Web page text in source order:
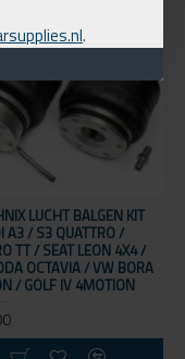
.
LUCHT BALGEN KIT
A3 / S3 QUATTRO /
TT / SEAT LEON 4X4 /
OCTAVIA / VW BORA
/ GOLF IV 4MOTION